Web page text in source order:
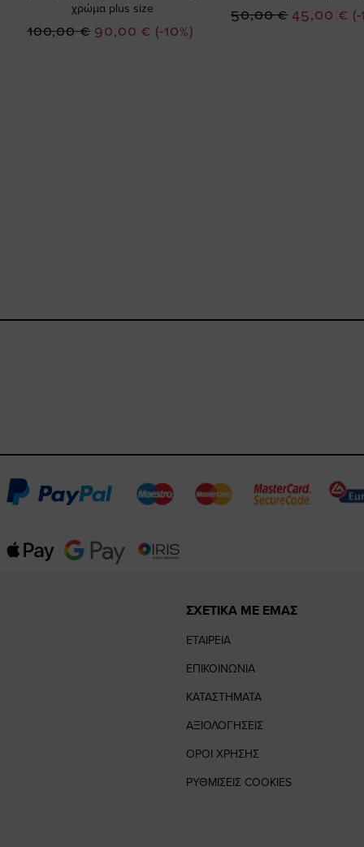
χρώμα plus size
(-10%)
Ειδική
90,00 €
100,00 €
Ειδική
45,00 €
50,00 €
ΣΧΕΤΙΚΑ ΜΕ ΕΜΑΣ
ΕΤΑΙΡΕΙΑ
ΕΠΙΚΟΙΝΩΝΙΑ
ΚΑΤΑΣΤΗΜΑΤΑ
ΑΞΙΟΛΟΓΗΣΕΙΣ
ΟΡΟΙ ΧΡΗΣΗΣ
ΡΥΘΜΙΣΕΙΣ COOKIES